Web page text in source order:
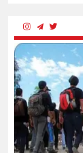
کرد
یک نسل، یک توهم!